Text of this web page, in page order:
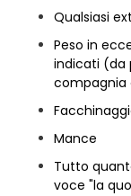
Qualsiasi
Peso in
indicati (da
compagnia
Mance
Tutto
voce "la